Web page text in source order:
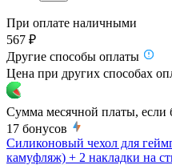
При оплате наличными
567 ₽
Другие способы оплаты
Цена при других способах
Сумма месячной платы, если
17 бонусов
Силиконовый чехол для
камуфляж) + 2 накладки на